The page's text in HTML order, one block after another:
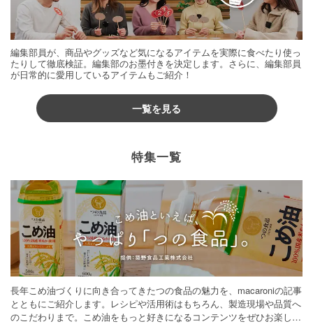
編集部員が、商品やグッズなど気になるアイテムを実際に食べたり使っ
たりして徹底検証。編集部のお墨付きを決定します。さらに、編集部員
が日常的に愛用しているアイテムもご紹介！
一覧を見る
特集一覧
長年こめ油づくりに向き合ってきたつの食品の魅力を、macaroniの記事
とともにご紹介します。レシピや活用術はもちろん、製造現場や品質へ
のこだわりまで。こめ油をもっと好きになるコンテンツをぜひお楽しみ